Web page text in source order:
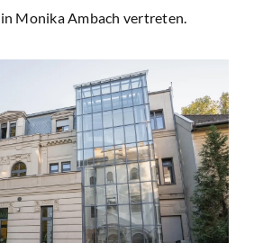
Monika Ambach vertreten.